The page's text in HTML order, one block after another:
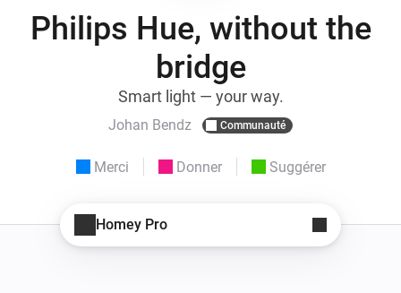
Philips Hue, without the
bridge
Smart light — your way.
Johan Bendz Communauté
Merci Donner Suggérer
Homey Pro